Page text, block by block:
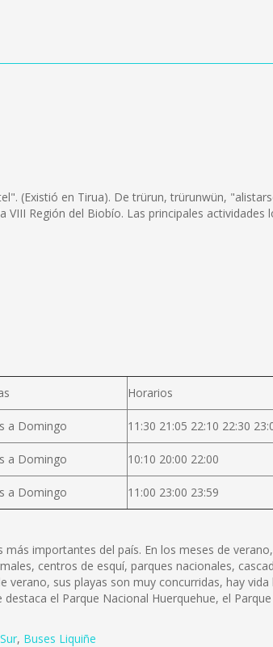
(Existió en Tirua). De trürun, trürunwün,
Región del Biobío. Las principales actividades
Horarios
a Domingo 11:30 21:05 22:10 22:30
a Domingo 10:10 20:00 22:00
a Domingo 11:00 23:00 23:59
importantes del país. En los meses de
centros de esquí, parques nacionales,
sus playas son muy concurridas, hay
el Parque Nacional Huerquehue, el
, Buses Liquiñe